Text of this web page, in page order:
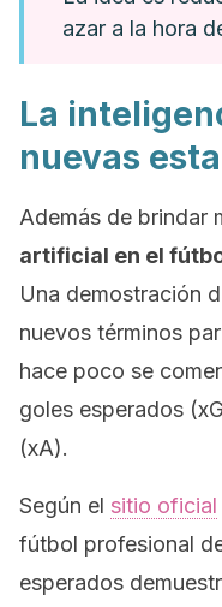
azar a la hora
La
nuevas
Además de brindar
artificial en el
Una demostración
nuevos términos
hace poco se
goles esperados
(xA).
Según el sitio oficial
fútbol profesional
esperados